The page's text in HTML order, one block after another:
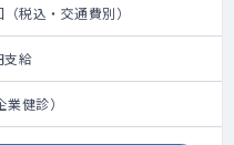
税込・交通費別）
給
健診）